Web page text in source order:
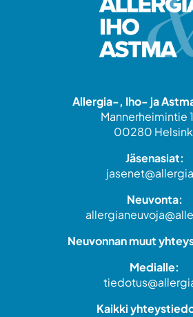
Allergia-, Iho- ja
Mannerheimintie
00280
Jäsenasiat:
Neuvonta:
Neuvonnan muut
Medialle:
Kaikki